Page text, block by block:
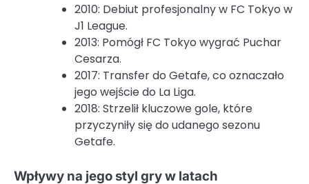
2010: Debiut profesjonalny w FC Tokyo w
J1 League.
2013: Pomógł FC Tokyo wygrać Puchar
Cesarza.
2017: Transfer do Getafe, co oznaczało
jego wejście do La Liga.
2018: Strzelił kluczowe gole, które
przyczyniły się do udanego sezonu
Getafe.
Wpływy na jego styl gry w latach